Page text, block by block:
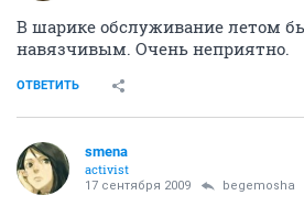
В шарике обслуживание летом
навязчивым. Очень неприятно.
ОТВЕТИТЬ
smena
activist
17 сентября 2009 begemosha